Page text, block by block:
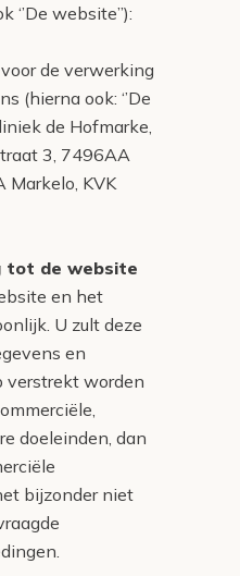
website’’):
de verwerking
(hierna ook: ‘’De
de Hofmarke,
3, 7496AA
Markelo, KVK
tot de website
en het
U zult deze
en
verstrekt worden
doeleinden, dan
bijzonder niet